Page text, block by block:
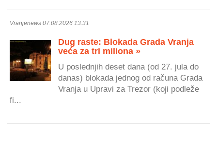
Vranjenews 07.08.2026 13:31
Dug raste: Blokada Grada Vranja
veća za tri miliona »
U poslednjih deset dana (od 27. jula do
danas) blokada jednog od računa Grada
Vranja u Upravi za Trezor (koji podleže
fi...